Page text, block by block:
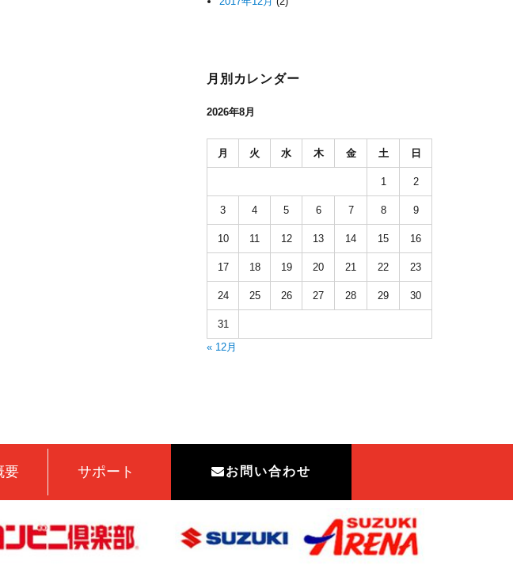
月別カレンダー
2026年8月
月 火 水 木 金 土 日
1 2
3 4 5 6 7 8 9
10 11 12 13 14 15 16
17 18 19 20 21 22 23
24 25 26 27 28 29 30
31
« 12月
要 サポート お問い合わせ